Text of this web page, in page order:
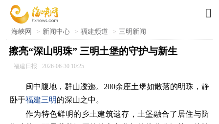

海峡网 > 新闻中心 > 福建频道 > 三明新闻
擦亮“深山明珠” 三明土堡的守护与新生
福建日报 2026-06-30 10:25
闽中腹地，群山逶迤。200余座土堡如散落的明珠，静
卧于福建三明的深山之中。
作为特色鲜明的乡土建筑遗存，土堡融合了居住与防